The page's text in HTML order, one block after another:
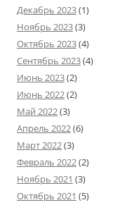
Декабрь 2023(1)
Ноябрь 2023(3)
Октябрь 2023(4)
Сентябрь 2023(4)
Июнь 2023(2)
Июнь 2022(2)
Май 2022(3)
Апрель 2022(6)
Март 2022(3)
Февраль 2022(2)
Ноябрь 2021 (3)
Октябрь 2021 (5)